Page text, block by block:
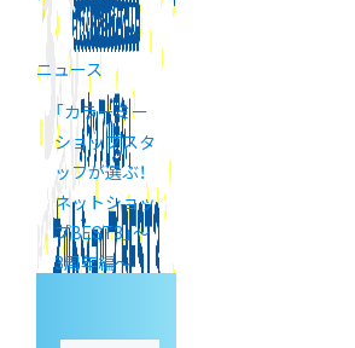
ニュース
「カラーミー
ショップスタ
ッフが選ぶ！
ネットショッ
プBEST3」〜
3周年編〜